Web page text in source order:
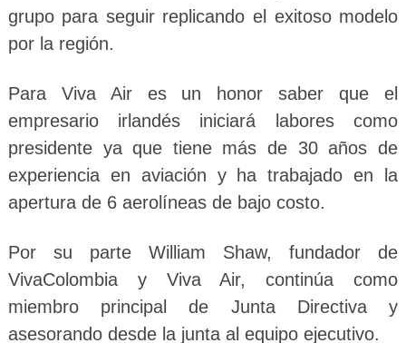
grupo para seguir replicando el exitoso modelo
por la región.
Para Viva Air es un honor saber que el
empresario irlandés iniciará labores como
presidente ya que tiene más de 30 años de
experiencia en aviación y ha trabajado en la
apertura de 6 aerolíneas de bajo costo.
Por su parte William Shaw, fundador de
VivaColombia y Viva Air, continúa como
miembro principal de Junta Directiva y
asesorando desde la junta al equipo ejecutivo.